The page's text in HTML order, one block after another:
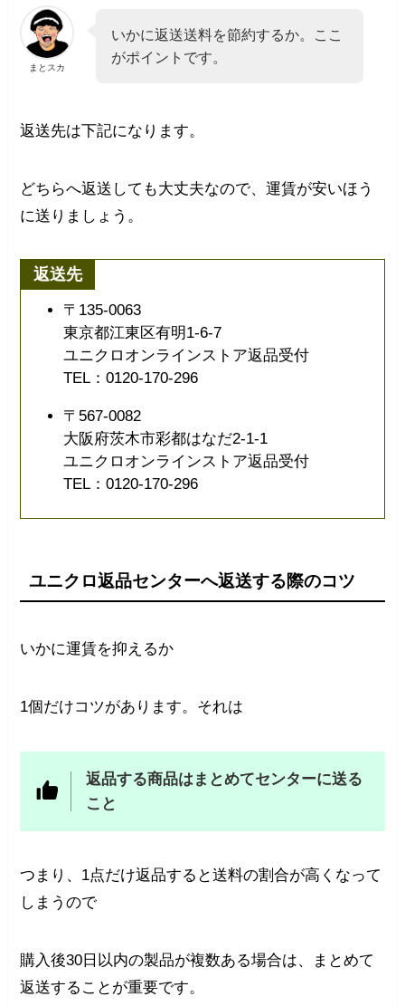
まとスカ
いかに返送送料を節約するか。ここ
がポイントです。
返送先は下記になります。
どちらへ返送しても大丈夫なので、運賃が安いほう
に送りましょう。
返送先
〒135-0063
東京都江東区有明1-6-7
ユニクロオンラインストア返品受付
TEL：0120-170-296
〒567-0082
大阪府茨木市彩都はなだ2-1-1
ユニクロオンラインストア返品受付
TEL：0120-170-296
ユニクロ返品センターへ返送する際のコツ
いかに運賃を抑えるか
1個だけコツがあります。それは
返品する商品はまとめてセンターに送る
こと
つまり、1点だけ返品すると送料の割合が高くなって
しまうので
購入後30日以内の製品が複数ある場合は、まとめて
返送することが重要です。